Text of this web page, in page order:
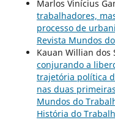
Marlos Vinícius
trabalhadores,
processo de
Revista Mundos
Kauan Willian dos
conjurando a
trajetória política
nas duas
Mundos do
História do